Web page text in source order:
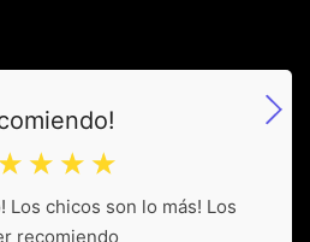
☆ ☆ ☆ ☆
Los chicos son lo más! Los
recomiendo